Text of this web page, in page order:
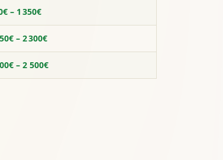
– 1 350€
– 2 300€
– 2 500€